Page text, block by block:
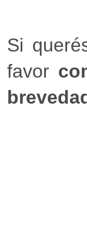
Si
favor